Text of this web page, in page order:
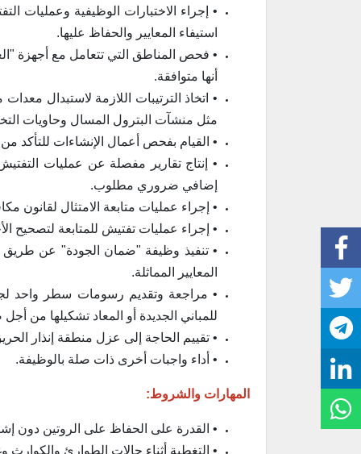
• إجراء الاختبارات الوظيفية وعمليات
استيفاء المعايير والحفاظ عليها.
• فحص المناطق التي تتعامل مع أجهزة
أنها متوافقة.
• اتخاذ الترتيبات اللازمة لاستبدال
مثل منشآت البترول المسال وحاويات
• القيام بفحص أعمال الإنشاءات للتأكد
• إنتاج تقارير مفصلة عن عمليات
إضافي ضروري مطلوب.
• إجراء عمليات متابعة الامتثال لقانون
• إجراء عمليات تفتيش للمتابعة لتصحيح
المعايير المماثلة.
• مراجعة وتقديم رسومات سطر واحد
للمباني الجديدة أو المعاد تشكيلها من
• تقييم الحاجة إلى عزل منطقة إنذار
• أداء واجبات أخرى ذات صلة بالوظيفة.
المهارات والشروط:
• القدرة على الحفاظ على الروتين دون
• التغطية أثناء حالات الطوارئ